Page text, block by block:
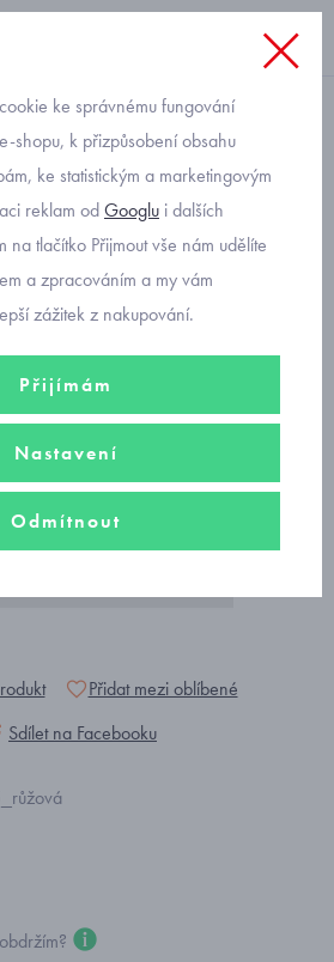
růžové šaty s
krajkou Mayoral
Přidat mezi oblíbené
Sdílet na Facebooku
ke správnému fungování
shopu, k přizpůsobení obsahu
ke statistickým a marketingovým
reklam odGooglu i dalších
na tlačítko Přijmout vše nám udělíte
a zpracováním a my vám
zážitek z nakupování.
Přijímám
Nastavení
Odmítnout